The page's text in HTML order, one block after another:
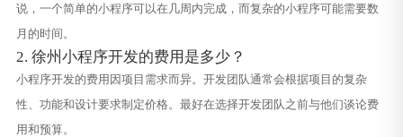
说，一个简单的小程序可以在几周内完成，而复杂的小程序可能需要数
月的时间。
2. 徐州小程序开发的费用是多少？
小程序开发的费用因项目需求而异。开发团队通常会根据项目的复杂
性、功能和设计要求制定价格。最好在选择开发团队之前与他们谈论费
用和预算。